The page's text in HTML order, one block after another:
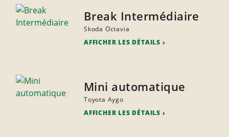
Break Intermédiaire
Skoda Octavia
AFFICHER LES DÉTAILS
Mini automatique
Toyota Aygo
AFFICHER LES DÉTAILS